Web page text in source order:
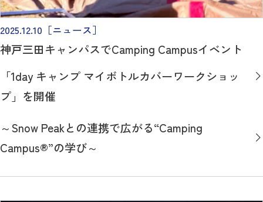
2025.12.10 ［ニュース］
神戸三田キャンパスでCamping Campusイベント
「1day キャンプ マイボトルカバーワークショッ
プ」を開催
～Snow Peakとの連携で広がる“Camping
Campus®”の学び～